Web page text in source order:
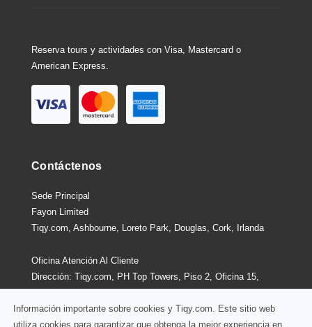
Reserva tours y actividades con Visa, Mastercard o
American Express.
Contáctenos
Sede Principal
Fayon Limited
Tiqy.com, Ashbourne, Loreto Park, Douglas, Cork, Irlanda
Oficina Atención Al Cliente
Dirección: Tiqy.com, PH Top Towers, Piso 2, Oficina 15,
Costa Del Este, Ciudad De Panamá, Panamá
Información importante sobre cookies y Tiqy.com. Este sitio web
utiliza cookies para garantizar que obtenga la mejor experiencia en